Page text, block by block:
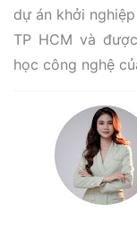
dự án khởi
TP HCM và
học công nghệ